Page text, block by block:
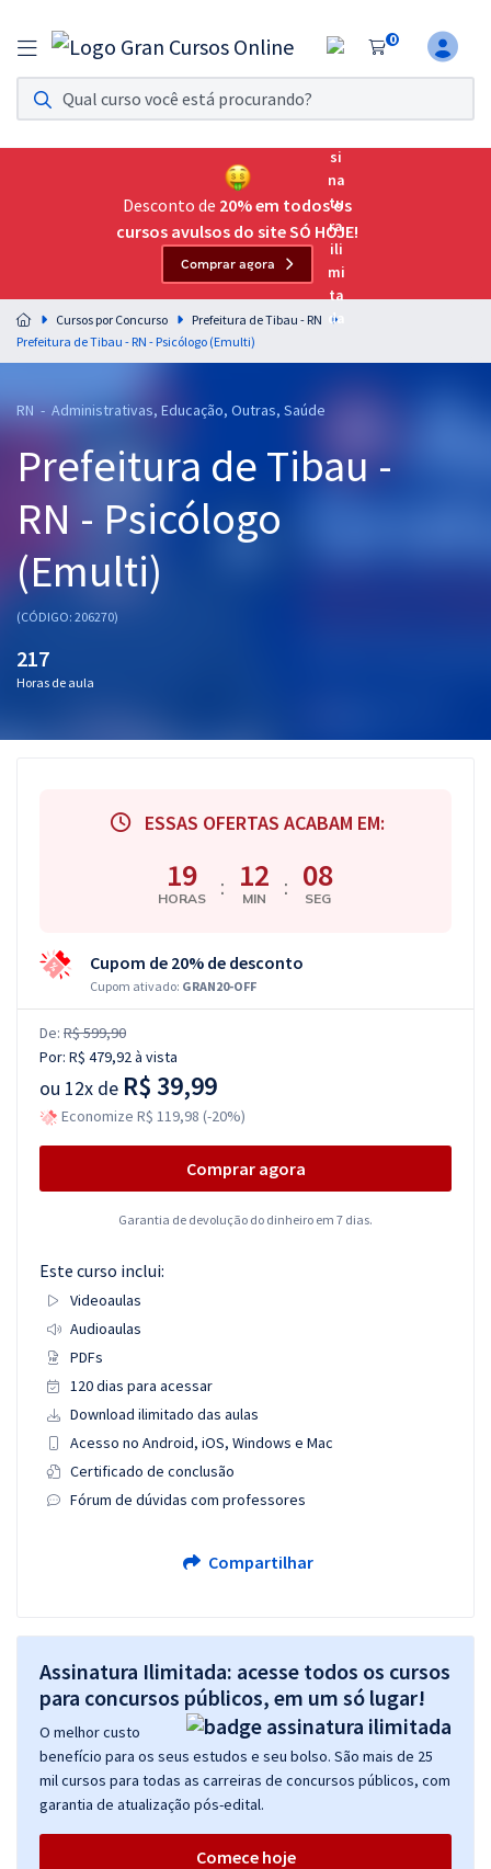
0
Assinatura Ilimitada 11
Acesso a todos os cursos. Teste grátis por 7 dias!
Assinatura OAB Até Passar
Acesso ilimitado a toda preparação para o Exame da
Residências Multiprofissionais
Preparação completa e intensiva para as principais
residências em saúde do Brasil
Cursos 20% OFF
Pós
Graduação
OAB
Mentorias
Desconto de 20% em todos os
cursos avulsos do site SÓ HOJE!
Comprar agora
Cursos por Concurso
Prefeitura de Tibau - RN
Prefeitura de Tibau - RN - Psicólogo (Emulti)
RN - Administrativas, Educação, Outras, Saúde
Prefeitura de Tibau -
RN - Psicólogo
(Emulti)
(CÓDIGO: 206270)
217
Horas de aula
ESSAS OFERTAS ACABAM EM:
19
HORAS : 12
MIN : 07
SEG
Cupom de 20% de desconto
Cupom ativado: GRAN20-OFF
De: R$ 599,90
Por: R$ 479,92à vista
ou 12x de R$ 39,99
Economize R$ 119,98 (-20%)
Comprar agora
Garantia de devolução do dinheiro em 7 dias.
Este curso inclui:
Videoaulas
Audioaulas
PDFs
120 dias para acessar
Download ilimitado das aulas
Acesso no Android, iOS, Windows e Mac
Certificado de conclusão
Fórum de dúvidas com professores
Compartilhar
Assinatura Ilimitada: acesse todos os cursos
para concursos públicos, em um só lugar!
O melhor custo
benefício para os seus estudos e seu bolso. São mais de 25
mil cursos para todas as carreiras de concursos públicos, com
garantia de atualização pós-edital.
Comece hoje